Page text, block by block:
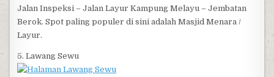
Jalan Inspeksi – Jalan Layur Kampung Melayu – Jembatan
Berok. Spot paling populer di sini adalah Masjid Menara /
Layur.
5. Lawang Sewu